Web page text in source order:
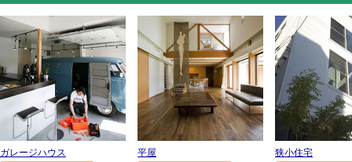
ガレージハウス
平屋
狭小住宅